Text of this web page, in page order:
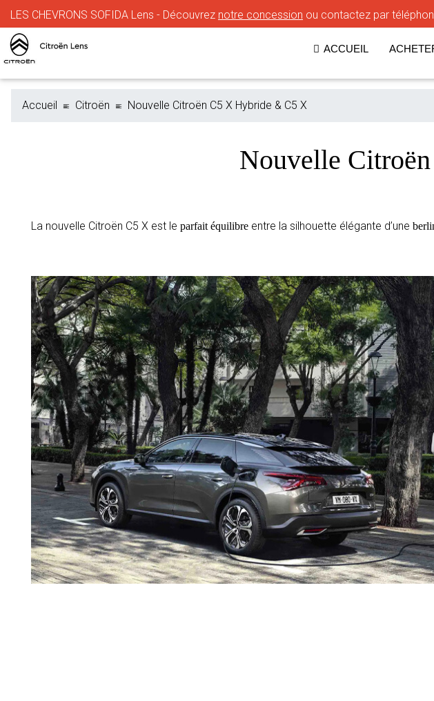
LES CHEVRONS SOFIDA Lens - Découvrez notre concession ou contactez par
ACCUEIL
Accueil Citroën Nouvelle Citroën C5 X Hybride & C5 X
Nouvelle
La nouvelle Citroën C5 X est le parfait équilibre entre la silhouette élégante d’une